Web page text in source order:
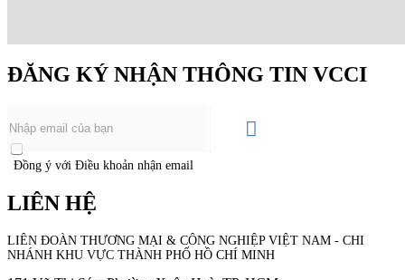
ĐĂNG KÝ NHẬN THÔNG TIN VCCI
Đồng ý với Điều khoản nhận email
LIÊN HỆ
LIÊN ĐOÀN THƯƠNG MẠI & CÔNG NGHIỆPVIỆT NAM - CHI
NHÁNH KHU VỰC THÀNH PHỐ HỒ CHÍ MINH